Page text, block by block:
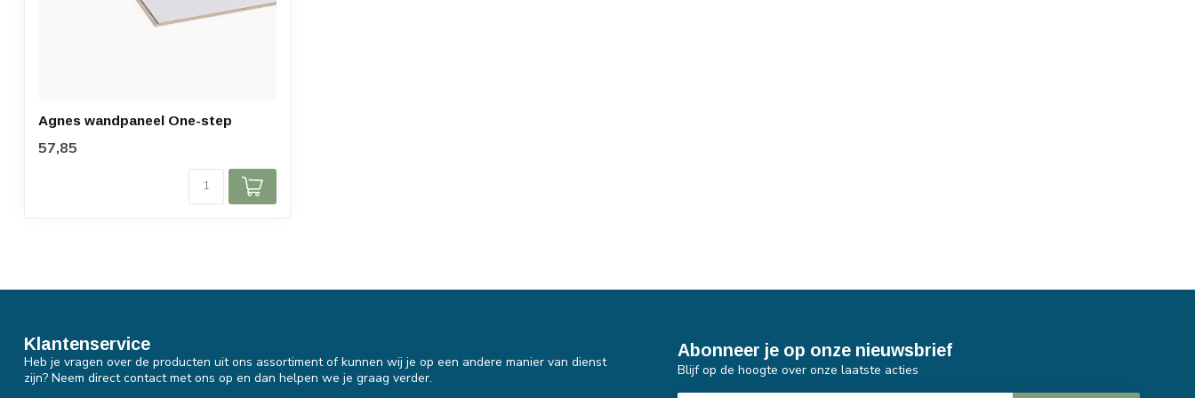
Agnes wandpaneel One-step
57,85
Klantenservice
Heb je vragen over de producten uit ons assortiment of kunnen wij je op een andere manier van dienst
zijn? Neem direct contact met ons op en dan helpen we je graag verder.
Abonneer je op onze nieuwsbrief
Blijf op de hoogte over onze laatste acties